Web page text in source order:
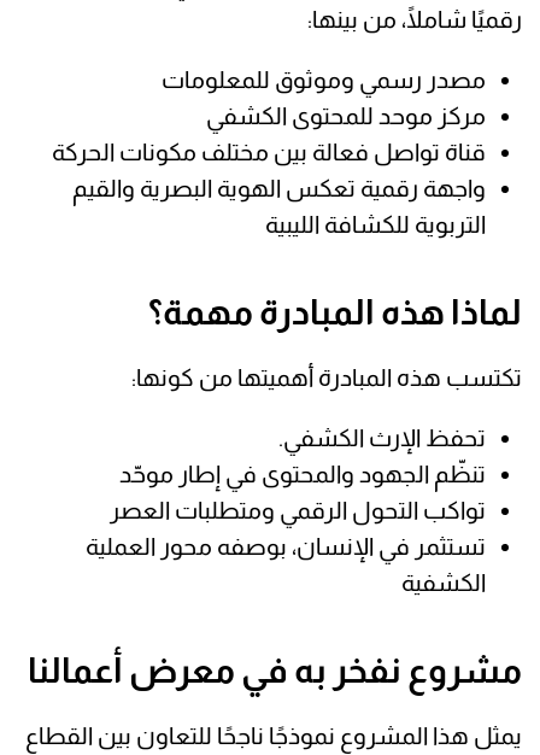
رقميًا شاملًا، من بينها:
مصدر رسمي وموثوق للمعلومات
مركز موحد للمحتوى الكشفي
قناة تواصل فعالة بين مختلف مكونات الحركة
واجهة رقمية تعكس الهوية البصرية والقيم
التربوية للكشافة الليبية
لماذا هذه المبادرة مهمة؟
تكتسب هذه المبادرة أهميتها من كونها:
تحفظ الإرث الكشفي.
تنظّم الجهود والمحتوى في إطار موحّد
تواكب التحول الرقمي ومتطلبات العصر
تستثمر في الإنسان، بوصفه محور العملية
الكشفية
مشروع نفخر به في معرض أعمالنا
يمثل هذا المشروع نموذجًا ناجحًا للتعاون بين القطاع